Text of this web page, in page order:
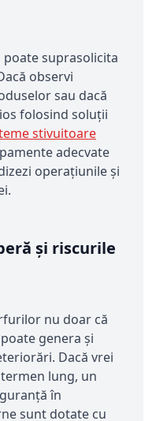
suprasolicita
observi
sau dacă
folosind soluții
stivuitoare
adecvate
operațiunile și
și riscurile
nu doar că
genera și
Dacă vrei
lung, un
în
sunt dotate cu